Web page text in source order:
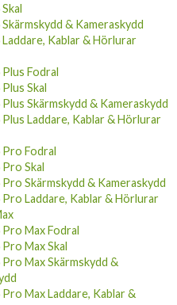
& Kameraskydd
Kablar & Hörlurar
Fodral
Skal
Skärmskydd & Kameraskydd
Laddare, Kablar & Hörlurar
Fodral
Skal
Skärmskydd & Kameraskydd
Laddare, Kablar & Hörlurar
Max Fodral
Max Skal
Max Skärmskydd &
Max Laddare, Kablar &